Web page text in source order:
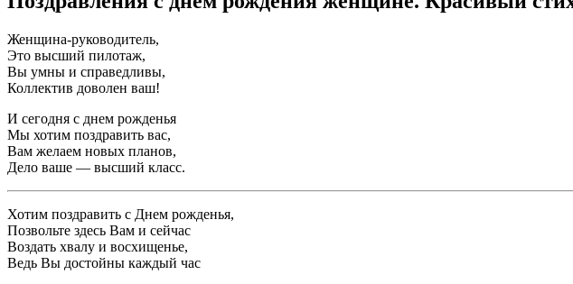
Женщина-руководитель,
Это высший пилотаж,
Вы умны и справедливы,
Коллектив доволен ваш!
И сегодня с днем рожденья
Мы хотим поздравить вас,
Вам желаем новых планов,
Дело ваше — высший класс.
Хотим поздравить с Днем рожденья,
Позвольте здесь Вам и сейчас
Воздать хвалу и восхищенье,
Ведь Вы достойны каждый час